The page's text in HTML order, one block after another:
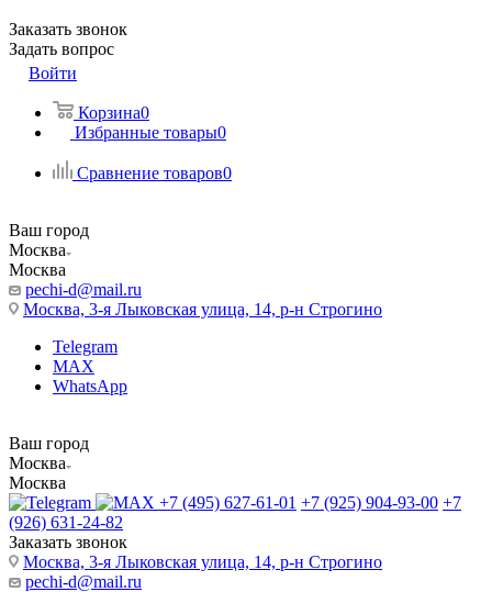
Заказать звонок
Задать вопрос
Войти
Корзина0
Избранные товары0
Сравнение товаров0
Ваш город
Москва
Москва
pechi-d@mail.ru
Москва, 3-я Лыковская улица, 14, р-н Строгино
Telegram
MAX
WhatsApp
Ваш город
Москва
Москва
+7 (495) 627-61-01 +7 (925) 904-93-00 +7
(926) 631-24-82
Заказать звонок
Москва, 3-я Лыковская улица, 14, р-н Строгино
pechi-d@mail.ru